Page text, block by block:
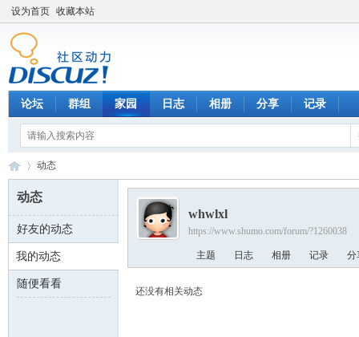
设为首页 收藏本站
论坛 群组 家园 日志 相册 分享 记录
数 ›
动态
动态
好友的动态
我的动态
随便看看
whwlxl
https://www.shumo.com/forum/?1260038
主题 日志 相册 记录 分
还没有相关动态